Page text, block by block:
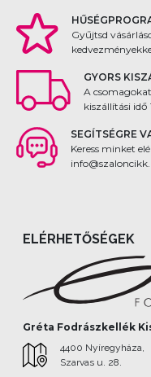
Gyűjtsd
GYORS
A
kiszállítási
SEGÍTSÉGRE
Keress minket
ELÉRHETŐSÉGEK
Gréta Fodrászkellék
4400 Nyíregyháza,
Szarvas u. 28.